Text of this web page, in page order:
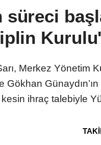
Merkez Yönetim
Gökhan
ihraç talebiyle